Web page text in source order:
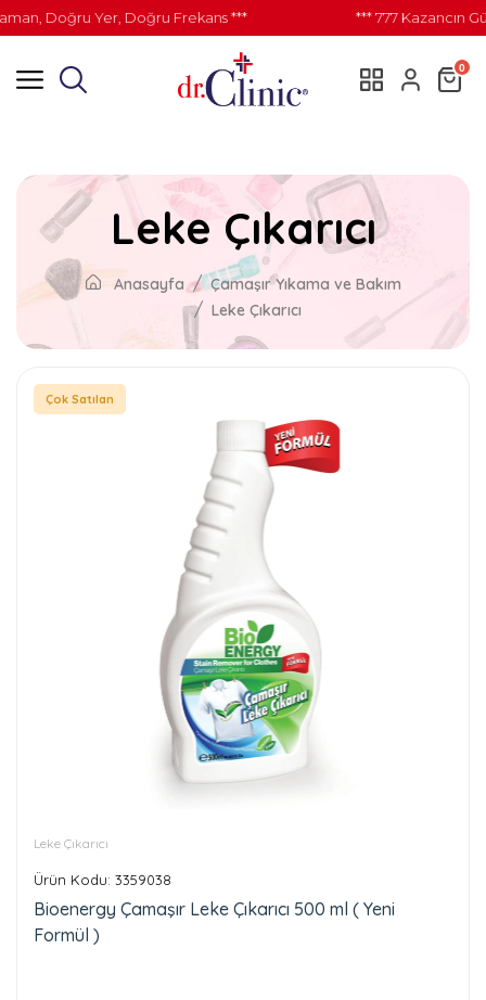
Doğru Yer, Doğru Frekans *** *** 777 Kazancın
0
Leke Çıkarıcı
Anasayfa
Çamaşır Yıkama ve Bakım
Leke Çıkarıcı
Çok Satılan
Leke Çıkarıcı
Ürün Kodu: 3359038
Bioenergy Çamaşır Leke Çıkarıcı 500 ml ( Yeni
Formül )